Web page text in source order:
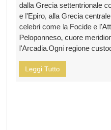
dalla Grecia settentrionale
e l'Epiro, alla Grecia
celebri come la Focide e
Peloponneso, cuore
l'Arcadia.Ogni regione
Leggi Tutto